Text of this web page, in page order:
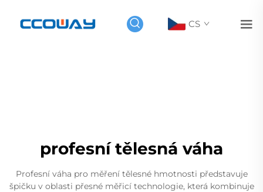
CS
profesní tělesná váha
Profesní váha pro měření tělesné hmotnosti představuje
špičku v oblasti přesné měřicí technologie, která kombinuje